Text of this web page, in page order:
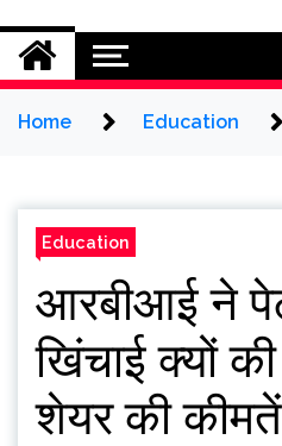
Home Education
Education
आरबीआई ने
खिंचाई क्यों
शेयर की कीमतें